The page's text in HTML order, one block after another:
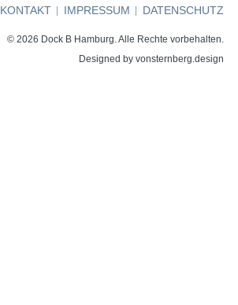
KONTAKT IMPRESSUM DATENSCHUTZ
© 2026 Dock B Hamburg. Alle Rechte vorbehalten.
Designed by vonsternberg.design